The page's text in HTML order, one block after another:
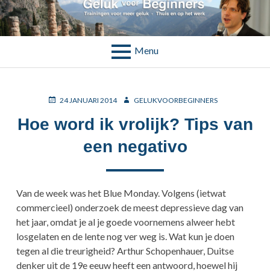
Skip
to
content
MAAND:JANUARI 2014
Menu
POSTED
24 JANUARI 2014 AUTHOR
GELUKVOORBEGINNERS
Hoe word ik vrolijk? Tips van
een negativo
Van de week was het Blue Monday. Volgens (ietwat
commercieel) onderzoek de meest depressieve dag van
het jaar, omdat je al je goede voornemens alweer hebt
losgelaten en de lente nog ver weg is. Wat kun je doen
tegen al die treurigheid? Arthur Schopenhauer, Duitse
denker uit de 19e eeuw heeft een antwoord, hoewel hij